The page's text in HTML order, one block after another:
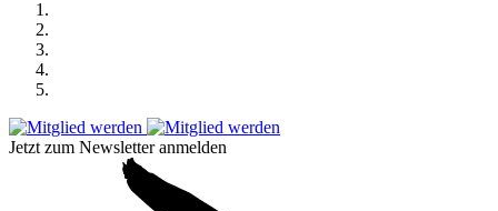
Jetzt zum Newsletter anmelden